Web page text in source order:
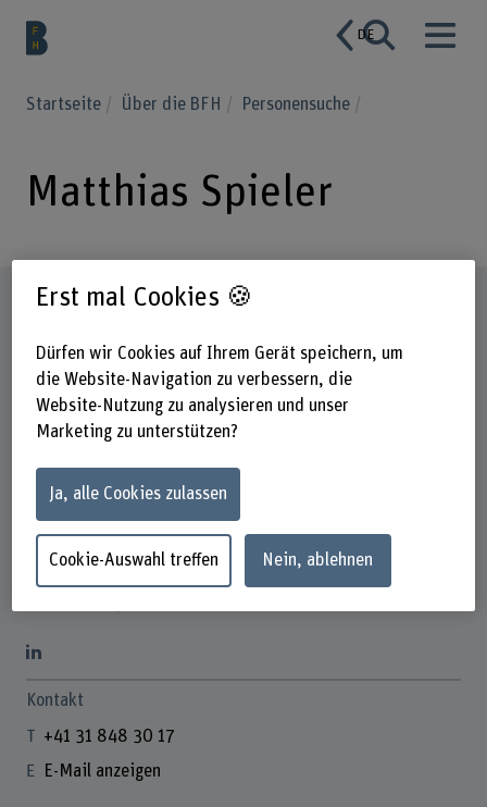
DE
Startseite Über die BFH Personensuche
Matthias Spieler
Steckbrief
Matthias Spieler
Kontakt
+41 31 848 30 17
E-Mail anzeigen
Erst mal Cookies 🍪
Dürfen wir Cookies auf Ihrem Gerät speichern, um
die Website-Navigation zu verbessern, die
Website-Nutzung zu analysieren und unser
Marketing zu unterstützen?
Ja, alle Cookies zulassen
Cookie-Auswahl treffen Nein, ablehnen